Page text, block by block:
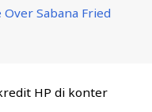
Over Sabana Fried
HP di konter